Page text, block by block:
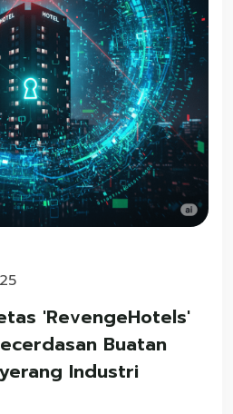
'RevengeHotels'
Buatan
Industri